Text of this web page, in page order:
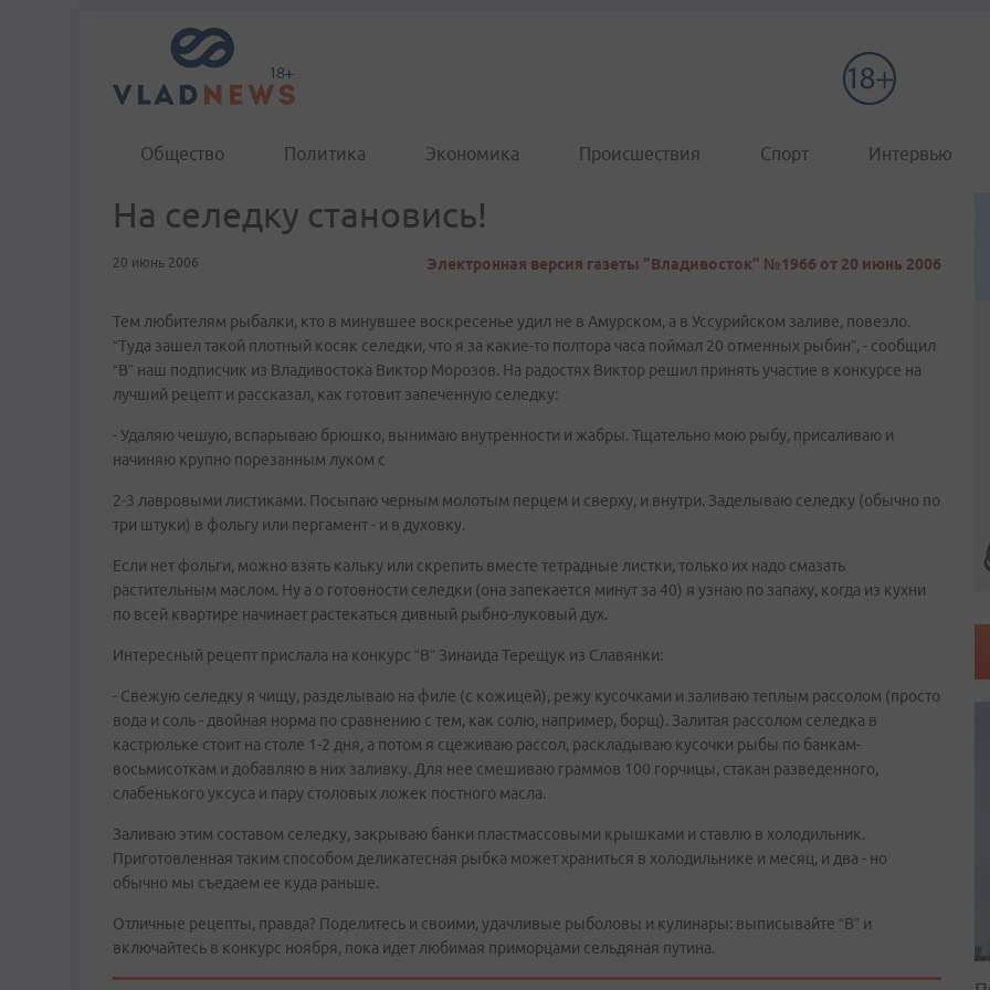
Общество Политика Экономика Происшествия Спорт Интервью
На селедку становись!
20 июнь 2006 Электронная версия газеты "Владивосток" №1966 от 20 июнь 2006
Тем любителям рыбалки, кто в минувшее воскресенье удил не в Амурском, а в Уссурийском заливе, повезло.
“Туда зашел такой плотный косяк селедки, что я за какие-то полтора часа поймал 20 отменных рыбин”, - сообщил
“В” наш подписчик из Владивостока Виктор Морозов. На радостях Виктор решил принять участие в конкурсе на
лучший рецепт и рассказал, как готовит запеченную селедку:
- Удаляю чешую, вспарываю брюшко, вынимаю внутренности и жабры. Тщательно мою рыбу, присаливаю и
начиняю крупно порезанным луком с
2-3 лавровыми листиками. Посыпаю черным молотым перцем и сверху, и внутри. Заделываю селедку (обычно по
три штуки) в фольгу или пергамент - и в духовку.
Если нет фольги, можно взять кальку или скрепить вместе тетрадные листки, только их надо смазать
растительным маслом. Ну а о готовности селедки (она запекается минут за 40) я узнаю по запаху, когда из кухни
по всей квартире начинает растекаться дивный рыбно-луковый дух.
Интересный рецепт прислала на конкурс “В” Зинаида Терещук из Славянки:
- Свежую селедку я чищу, разделываю на филе (с кожицей), режу кусочками и заливаю теплым рассолом (просто
вода и соль - двойная норма по сравнению с тем, как солю, например, борщ). Залитая рассолом селедка в
кастрюльке стоит на столе 1-2 дня, а потом я сцеживаю рассол, раскладываю кусочки рыбы по банкам-
восьмисоткам и добавляю в них заливку. Для нее смешиваю граммов 100 горчицы, стакан разведенного,
слабенького уксуса и пару столовых ложек постного масла.
Заливаю этим составом селедку, закрываю банки пластмассовыми крышками и ставлю в холодильник.
Приготовленная таким способом деликатесная рыбка может храниться в холодильнике и месяц, и два - но
обычно мы съедаем ее куда раньше.
Отличные рецепты, правда? Поделитесь и своими, удачливые рыболовы и кулинары: выписывайте “В” и
включайтесь в конкурс ноября, пока идет любимая приморцами сельдяная путина.